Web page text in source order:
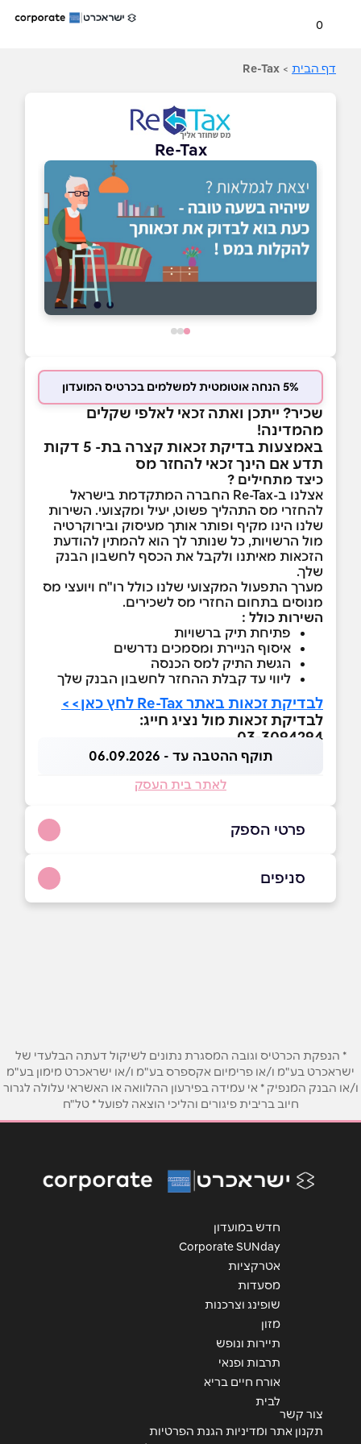
0
דף הבית >
Re-Tax
Re-Tax
5% הנחה אוטומטית למשלמים בכרטיס המועדון
שכיר? ייתכן ואתה זכאי לאלפי שקלים
מהמדינה!
באמצעות בדיקת זכאות קצרה בת- 5 דקות
תדע אם הינך זכאי להחזר מס
כיצד מתחילים ?
אצלנו ב-Re-Tax החברה המתקדמת בישראל
להחזרי מס התהליך פשוט, יעיל ומקצועי. השירות
שלנו הינו מקיף ופותר אותך מעיסוק ובירוקרטיה
מול הרשויות, כל שנותר לך הוא להמתין להודעת
הזכאות מאיתנו ולקבל את הכסף לחשבון הבנק
שלך.
מערך התפעול המקצועי שלנו כולל רו"ח ויועצי מס
מנוסים בתחום החזרי מס לשכירים.
השירות כולל :
פתיחת תיק ברשויות
איסוף הניירת ומסמכים נדרשים
הגשת התיק למס הכנסה
ליווי עד קבלת ההחזר לחשבון הבנק שלך
לבדיקת זכאות באתר Re-Tax לחץ כאן>>
לבדיקת זכאות מול נציג חייג:
03-3094294
תוקף ההטבה עד - 06.09.2026
לאתר בית העסק
פרטי הספק
באתר
אימייל*
אנא חזרו אלי בקשר ל...
סניפים
* הנפקת הכרטיס וגובה המסגרת נתונים לשיקול דעתה הבלעדי של
ישראכרט בע"מ ו/או פרימיום אקספרס בע"מ ו/או ישראכרט מימון בע"מ
ו/או הבנק המנפיק * אי עמידה בפירעון ההלוואה או האשראי עלולה לגרור
חיוב בריבית פיגורים והליכי הוצאה לפועל * טל"ח
חדש במועדון
Corporate SUNday
אטרקציות
מסעדות
שופינג וצרכנות
מזון
תיירות ונופש
תרבות ופנאי
אורח חיים בריא
לבית
צור קשר
תקנון אתר ומדיניות הגנת הפרטיות